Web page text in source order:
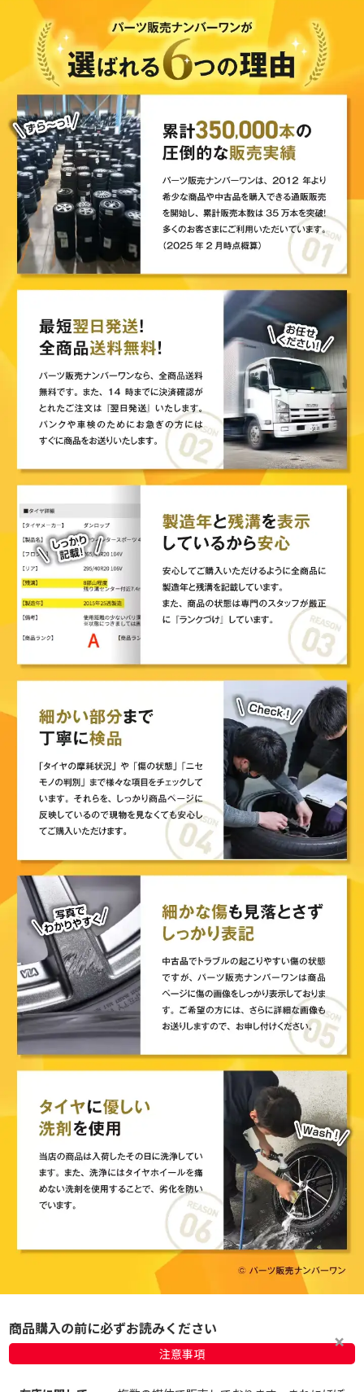
商品購入の前に必ずお読みください
注意事項